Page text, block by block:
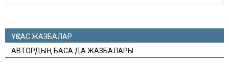
ҰҚСАС ЖАЗБАЛАР
АВТОРДЫҢ БАСҚА ДА ЖАЗБАЛАРЫ